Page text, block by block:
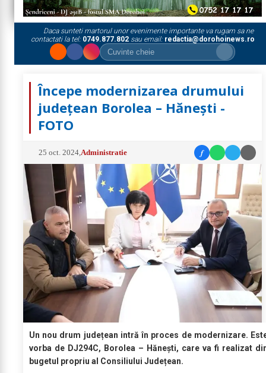
Daca sunteti martorul unor evenimente importante va rugam sa ne
contactati la tel: 0749.877.802sau email: redactia@dorohoinews.ro
Începe modernizarea drumului
județean Borolea – Hănești -
FOTO
25 oct. 2024 Administratie f
Un nou drum județean intră în proces de modernizare.
vorba de DJ294C, Borolea – Hănești, care va fi realizat
bugetul propriu al Consiliului Județean.